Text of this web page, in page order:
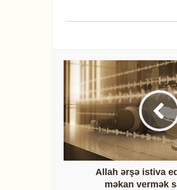
Allah ərşə istiva
məkan vermək